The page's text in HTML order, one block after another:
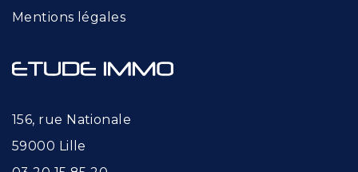
Mentions légales
156, rue Nationale
59000 Lille